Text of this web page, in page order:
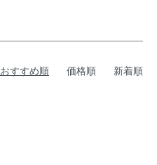
おすすめ順 価格順 新着順